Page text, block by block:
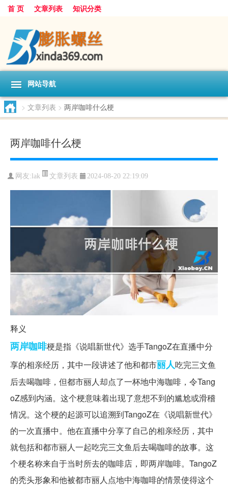
首 页 文章列表 知识分类
网站导航
> 文章列表 > 两岸咖啡什么梗
两岸咖啡什么梗
网友:lak 文章列表 2024-08-20 22:19:09
释义
两岸咖啡梗是指《说唱新世代》选手TangoZ在直播中分
享的相亲经历，其中一段讲述了他和都市丽人吃完三文鱼
后去喝咖啡，但都市丽人却点了一杯地中海咖啡，令Tang
oZ感到内涵。这个梗意味着出现了意想不到的尴尬或滑稽
情况。这个梗的起源可以追溯到TangoZ在《说唱新世代》
的一次直播中。他在直播中分享了自己的相亲经历，其中
就包括和都市丽人一起吃完三文鱼后去喝咖啡的故事。这
个梗名称来自于当时所去的咖啡店，即两岸咖啡。TangoZ
的秃头形象和他被都市丽人点地中海咖啡的情景使得这个